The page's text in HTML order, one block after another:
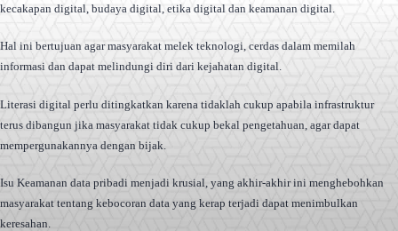
kecakapan digital, budaya digital, etika digital dan keamanan digital.
Hal ini bertujuan agar masyarakat melek teknologi, cerdas dalam memilah
informasi dan dapat melindungi diri dari kejahatan digital.
Literasi digital perlu ditingkatkan karena tidaklah cukup apabila infrastruktur
terus dibangun jika masyarakat tidak cukup bekal pengetahuan, agar dapat
mempergunakannya dengan bijak.
Isu Keamanan data pribadi menjadi krusial, yang akhir-akhir ini menghebohkan
masyarakat tentang kebocoran data yang kerap terjadi dapat menimbulkan
keresahan.